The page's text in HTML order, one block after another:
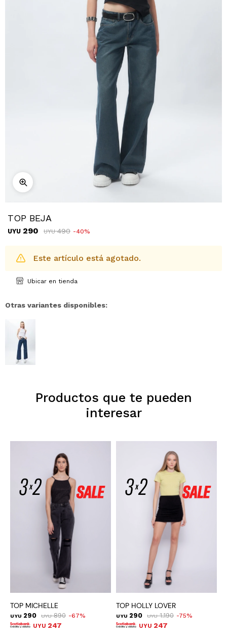
TOP BEJA
UYU 290 UYU 490 40
Este artículo está agotado.
Ubicar en tienda
Otras variantes disponibles:
Productos que te pueden
interesar
TOP MICHELLE
UYU 290 UYU 890 67
UYU 247
TOP HOLLY LOVER
UYU 290 UYU 1.190 75
UYU 247